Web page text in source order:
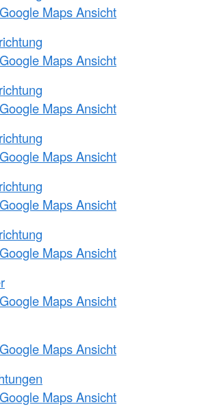
Maps Ansicht
Maps Ansicht
Maps Ansicht
Maps Ansicht
Maps Ansicht
Maps Ansicht
Maps Ansicht
Maps Ansicht
Maps Ansicht